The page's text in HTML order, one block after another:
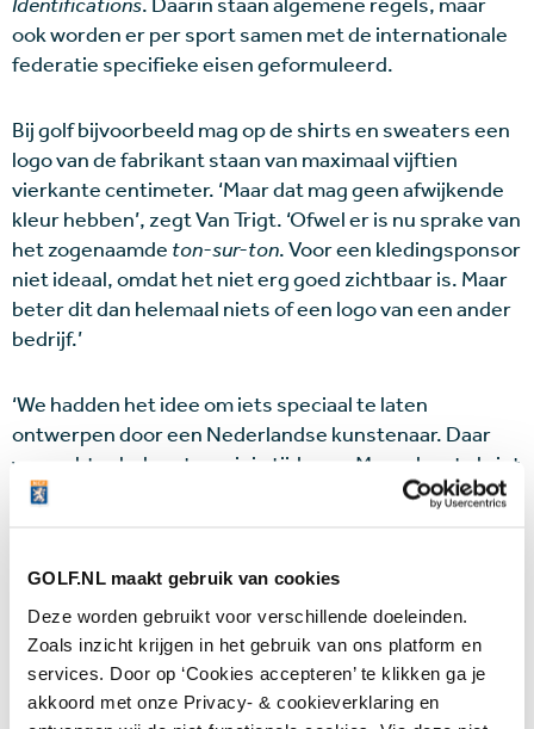
GOLF.NL maakt gebruik van cookies
Deze worden gebruikt voor verschillende doeleinden.
Zoals inzicht krijgen in het gebruik van ons platform en
services. Door op ‘Cookies accepteren’ te klikken ga je
akkoord met onze Privacy- & cookieverklaring en
ook worden er per sport samen met de internationale
federatie specifieke eisen geformuleerd.
Bij golf bijvoorbeeld mag op de shirts en sweaters een
logo van de fabrikant staan van maximaal vijftien
vierkante centimeter. ‘Maar dat mag geen afwijkende
kleur hebben’, zegt Van Trigt. ‘Ofwel er is nu sprake van
het zogenaamde ton-sur-ton. Voor een kledingsponsor
niet ideaal, omdat het niet erg goed zichtbaar is. Maar
beter dit dan helemaal niets of een logo van een ander
bedrijf.’
‘We hadden het idee om iets speciaal te laten
ontwerpen door een Nederlandse kunstenaar. Daar
was echter helaas te weinig tijd voor. Maar al met al ziet
het er goed uit. Het is in Brazilië mogelijk warm en
seizoen regelmatig in warme streken.’
TeamNL
Op de rechtermouw staat het logo van TeamNL met de
Olympische ringen. Dat is ook terug te vinden op de